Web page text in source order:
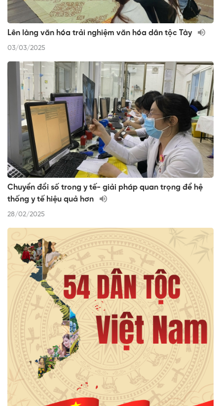
Lên làng văn hóa trải nghiệm văn hóa dân tộc Tày
03/03/2025
Chuyển đổi số trong y tế- giải pháp quan trọng để hệ
thống y tế hiệu quả hơn
28/02/2025